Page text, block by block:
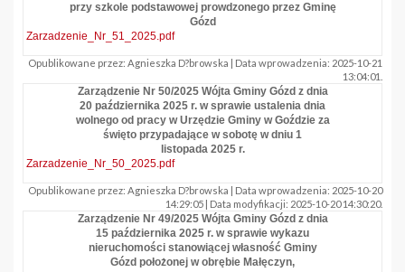
przy szkole podstawowej prowdzonego przez Gminę
Gózd
Zarzadzenie_Nr_51_2025.pdf
Opublikowane przez: Agnieszka D?browska | Data wprowadzenia: 2025-10-21
13:04:01.
Zarządzenie Nr 50/2025 Wójta Gminy Gózd z dnia
20 października 2025 r. w sprawie ustalenia dnia
wolnego od pracy w Urzędzie Gminy w Goździe za
święto przypadające w sobotę w dniu 1
listopada 2025 r.
Zarzadzenie_Nr_50_2025.pdf
Opublikowane przez: Agnieszka D?browska | Data wprowadzenia: 2025-10-20
14:29:05 | Data modyfikacji: 2025-10-20 14:30:20.
Zarządzenie Nr 49/2025 Wójta Gminy Gózd z dnia
15 października 2025 r. w sprawie wykazu
nieruchomości stanowiącej własność Gminy
Gózd położonej w obrębie Małęczyn,